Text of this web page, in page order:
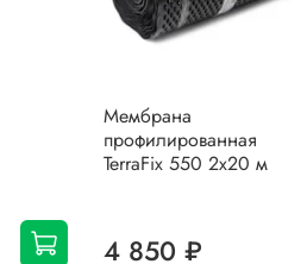
Мембрана
профилированная
TerraFix 550 2х20 м
4 850 ₽